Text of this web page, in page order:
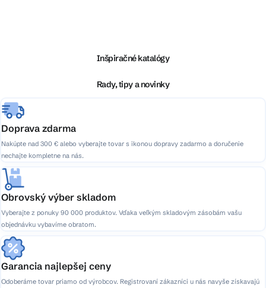
e
Inšpiračné katalógy
Rady, tipy a novinky
Doprava zdarma
Nakúpte nad 300 € alebo vyberajte tovar s ikonou dopravy zadarmo a doručenie
nechajte kompletne na nás.
Obrovský výber skladom
Vyberajte z ponuky 90 000 produktov. Vďaka veľkým skladovým zásobám vašu
objednávku vybavíme obratom.
Garancia najlepšej ceny
Odoberáme tovar priamo od výrobcov. Registrovaní zákazníci u nás navyše získavajú